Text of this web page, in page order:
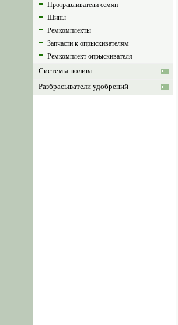
Протравливатели семян
Шины
Ремкомплекты
Запчасти к опрыскивателям
Ремкомплект опрыскивателя
Системы полива
Разбрасыватели удобрений